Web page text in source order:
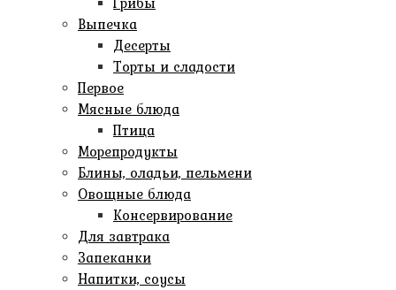
Выпечка
Десерты
Торты и сладости
Первое
Мясные блюда
Птица
Морепродукты
Блины, оладьи, пельмени
Овощные блюда
Консервирование
Для завтрака
Запеканки
Напитки, соусы